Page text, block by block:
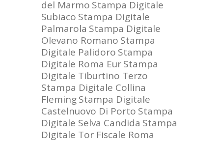
del Marmo Stampa Digitale
Subiaco Stampa Digitale
Palmarola Stampa Digitale
Olevano Romano Stampa
Digitale Palidoro Stampa
Digitale Roma EurStampa
Digitale Tiburtino Terzo
Stampa Digitale Collina
FlemingStampa Digitale
Castelnuovo Di Porto Stampa
Digitale Selva Candida Stampa
Digitale Tor Fiscale Roma